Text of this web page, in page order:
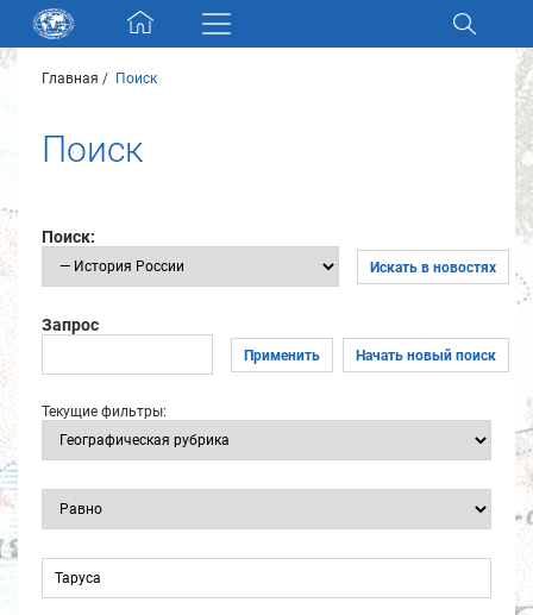
Skip navigation
Разделы и коллекции
Электронный каталог
Новости
Партнеры
Найти
Главная Поиск
Поиск
Поиск:
Искать в новостях
Запрос
Применить Начать новый поиск
Текущие фильтры: